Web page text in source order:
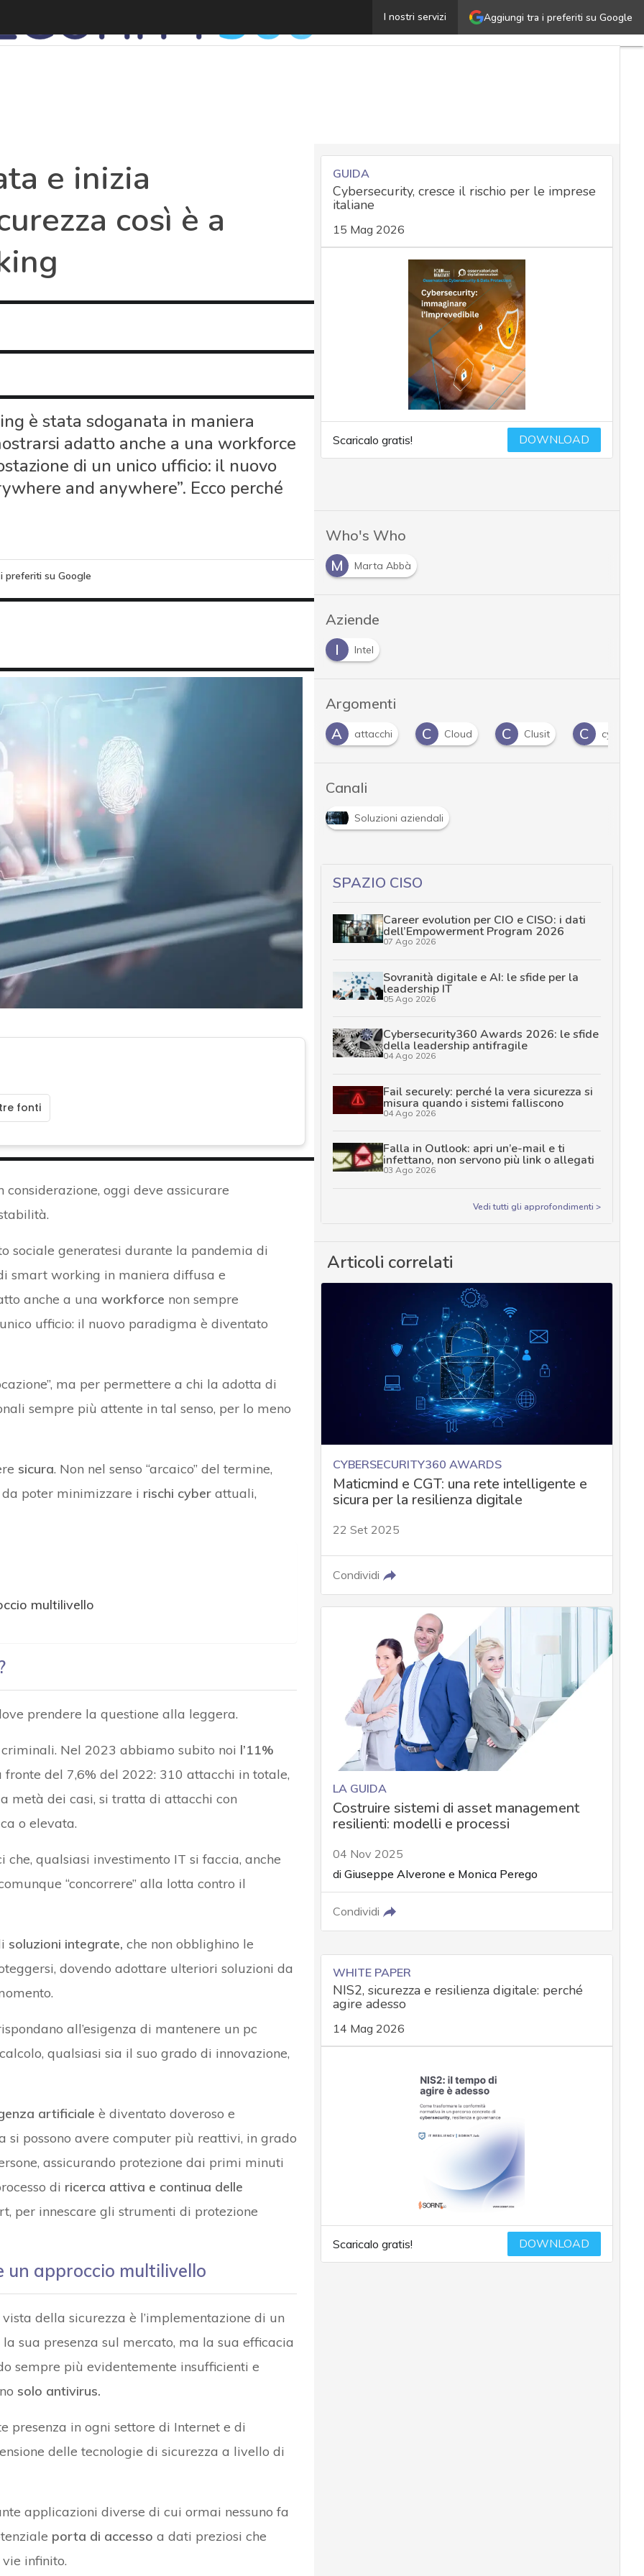
Aggiungi tra i preferiti su Google
I nostri servizi
Intelligente, integrata e inizia dall’hardware: la
e inizia
così è a
è stata sdoganata in maniera
adatto anche a una workforce
di un unico ufficio: il nuovo
and anywhere”. Ecco perché
preferiti su Google
fonti
considerazione, oggi deve assicurare
sociale generatesi durante la pandemia di
smart working in maniera diffusa e
anche a una workforce non sempre
ufficio: il nuovo paradigma è diventato
ma per permettere a chi la adotta di
sempre più attente in tal senso, per lo meno
sicura. Non nel senso “arcaico” del termine,
da poter minimizzare i rischi cyberattuali,
multilivello
prendere la questione alla leggera.
Nel 2023 abbiamo subito noi l’11%
del 7,6% del 2022: 310 attacchi in totale,
metà dei casi, si tratta di attacchi con
o elevata.
qualsiasi investimento IT si faccia, anche
“concorrere” alla lotta contro il
soluzioni integrate, che non obblighino le
dovendo adottare ulteriori soluzioni da
all’esigenza di mantenere un pc
qualsiasi sia il suo grado di innovazione,
artificiale è diventato doveroso e
si possono avere computer più reattivi, in grado
assicurando protezione dai primi minuti
di ricerca attiva e continua delle
per innescare gli strumenti di protezione
un approccio multilivello
della sicurezza è l’implementazione di un
sua presenza sul mercato, ma la sua efficacia
sempre più evidentemente insufficienti e
solo antivirus.
presenza in ogni settore di Internet e di
delle tecnologie di sicurezza a livello di
applicazioni diverse di cui ormai nessuno fa
porta di accesso a dati preziosi che
infinito.
GUIDA
Cybersecurity, cresce il rischio per le imprese
italiane
15 Mag 2026
Scaricalo gratis! DOWNLOAD
Who's Who
M
Marta Abbà
Aziende
I
Intel
Argomenti
A attacchi C Cloud C Clusit C cyber
Canali
Soluzioni aziendali
SPAZIO CISO
Career evolution per CIO e CISO: i dati
dell’Empowerment Program 2026
07 Ago 2026
Sovranità digitale e AI: le sfide per la
leadership IT
05 Ago 2026
Cybersecurity360 Awards 2026: le sfide
della leadership antifragile
04 Ago 2026
Fail securely: perché la vera sicurezza si
misura quando i sistemi falliscono
04 Ago 2026
Falla in Outlook: apri un’e-mail e ti
infettano, non servono più link o allegati
03 Ago 2026
Vedi tutti gli approfondimenti >
Articoli correlati
CYBERSECURITY360 AWARDS
Maticmind e CGT: una rete intelligente e
sicura per la resilienza digitale
22 Set 2025
Condividi
LA GUIDA
Costruire sistemi di asset management
resilienti: modelli e processi
04 Nov 2025
di Giuseppe Alveronee Monica Perego
Condividi
WHITE PAPER
NIS2, sicurezza e resilienza digitale: perché
agire adesso
14 Mag 2026
Scaricalo gratis! DOWNLOAD